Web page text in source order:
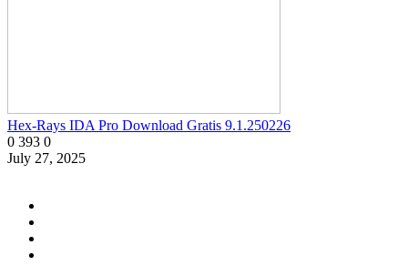
Hex-Rays IDA Pro Download Gratis 9.1.250226
0 393 0
July 27, 2025